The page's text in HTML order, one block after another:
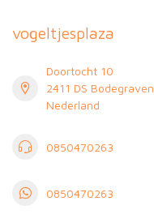
vogeltjesplaza
Doortocht 10
2411 DS Bodegraven
Nederland
0850470263
0850470263